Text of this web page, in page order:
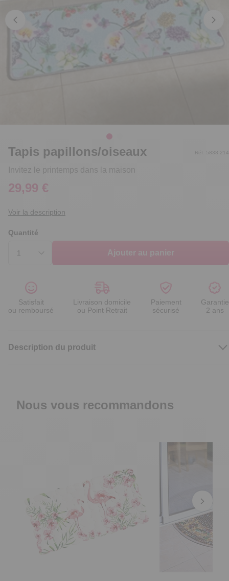
Tapis papillons/oiseaux
Invitez le printemps dans la maison
Réf. 5838.214
29,99 €
Voir la description
Quantité
Ajouter au panier
Satisfait
ou remboursé
Livraison domicile
ou Point Retrait
Paiement
sécurisé
Garantie
2 ans
Description du produit
Nous vous recommandons